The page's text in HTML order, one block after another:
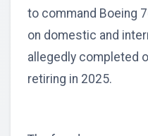
to command Boeing
on domestic and
allegedly completed
retiring in 2025.